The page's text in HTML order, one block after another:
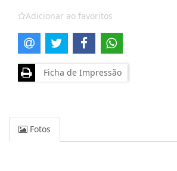
Adicionar ao favoritos
Ficha de Impressão
Fotos